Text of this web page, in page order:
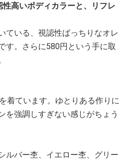
高いボディカラーと、リフレ
ている、視認性ばっちりなオレ
す。さらに580円という手に取
着ています。ゆとりある作りに
を強調しすぎない感じがちょう
ルバー杢、イエロー杢、グリー